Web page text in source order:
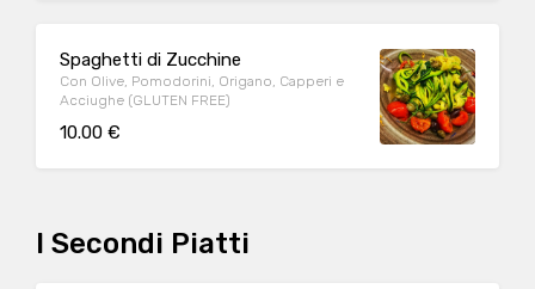
Spaghetti di Zucchine
Con Olive, Pomodorini, Origano, Capperi e
Acciughe (GLUTEN FREE)
10.00 €
I Secondi Piatti